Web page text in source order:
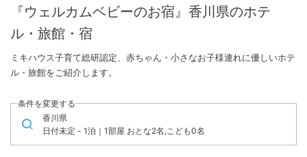
『ウェルカムベビーのお宿』香川県のホテ
ル・旅館・宿
ミキハウス子育て総研認定、赤ちゃん・小さなお子様連れに優しいホテ
ル・旅館をご紹介します。
条件を変更する
香川県
日付未定 - 1泊｜1部屋 おとな2名,こども0名